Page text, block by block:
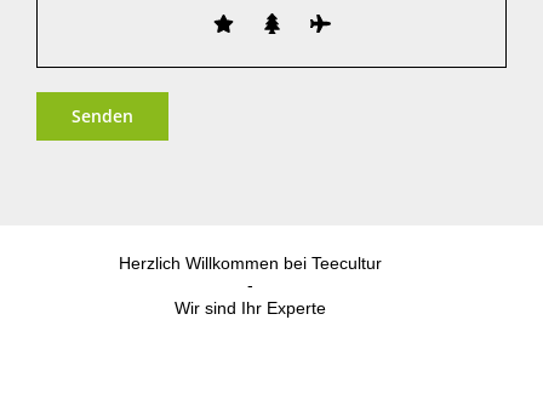
Herzlich Willkommen bei Teecultur
-
Wir sind Ihr Experte